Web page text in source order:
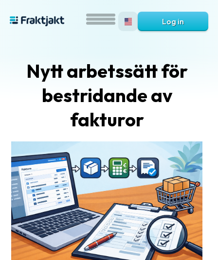
is
Fraktjakt?
Help?
FAQ
Glossary
Packing
Log in
Nytt arbetssätt för
bestridande av
fakturor